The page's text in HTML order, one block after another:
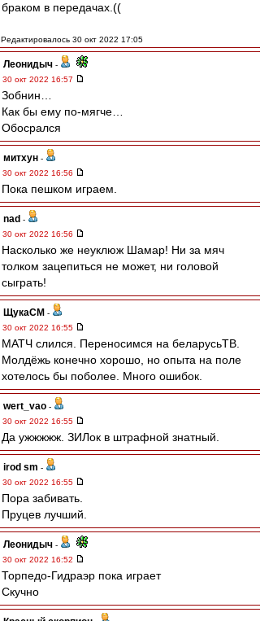
браком в передачах.((
Редактировалось 30 окт 2022 17:05
Леонидыч -
30 окт 2022 16:57
Зобнин…
Как бы ему по-мягче…
Обосрался
митхун -
30 окт 2022 16:56
Пока пешком играем.
nad -
30 окт 2022 16:56
Насколько же неуклюж Шамар! Ни за мяч
толком зацепиться не может, ни головой
сыграть!
ЩукаСМ -
30 окт 2022 16:55
МАТЧ слился. Переносимся на беларусьТВ.
Молдёжь конечно хорошо, но опыта на поле
хотелось бы поболее. Много ошибок.
wert_vao -
30 окт 2022 16:55
Да ужжжжж. ЗИЛок в штрафной знатный.
irod sm -
30 окт 2022 16:55
Пора забивать.
Пруцев лучший.
Леонидыч -
30 окт 2022 16:52
Торпедо-Гидраэр пока играет
Скучно